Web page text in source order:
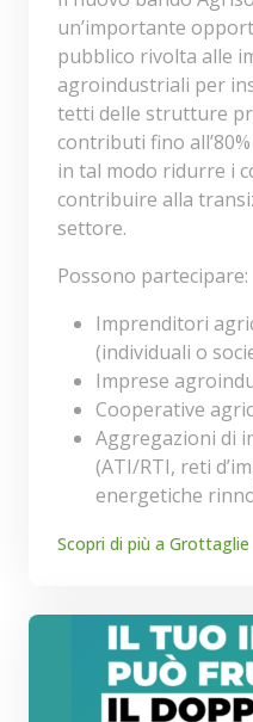
un’importante
pubblico rivolta alle
agroindustriali per
tetti delle strutture
contributi fino
in tal modo ridurre i
contribuire alla
settore.
Possono partecipare:
Imprenditori
(individuali o
Imprese
Cooperative
Aggregazioni di
(ATI/RTI, reti
energetiche
Scopri di più a Grottaglie